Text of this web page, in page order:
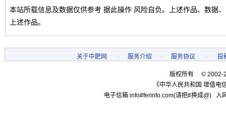
本站所载信息及数据仅供参考 据此操作 风险自负。上述作品、数据
上述作品。
关于中肥网 - 服务介绍 - 服务协议 - 投
版权所有 © 2002-
《中华人民共和国 增值电
电子信箱:info#ferinfo.com(请把#换成@)